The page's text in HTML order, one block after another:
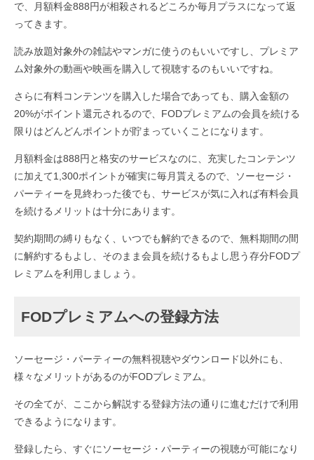
で、月額料金888円が相殺されるどころか毎月プラスになって返
ってきます。
読み放題対象外の雑誌やマンガに使うのもいいですし、プレミア
ム対象外の動画や映画を購入して視聴するのもいいですね。
さらに有料コンテンツを購入した場合であっても、購入金額の
20%がポイント還元されるので、FODプレミアムの会員を続ける
限りはどんどんポイントが貯まっていくことになります。
月額料金は888円と格安のサービスなのに、充実したコンテンツ
に加えて1,300ポイントが確実に毎月貰えるので、ソーセージ・
パーティーを見終わった後でも、サービスが気に入れば有料会員
を続けるメリットは十分にあります。
契約期間の縛りもなく、いつでも解約できるので、無料期間の間
に解約するもよし、そのまま会員を続けるもよし思う存分FODプ
レミアムを利用しましょう。
FODプレミアムへの登録方法
ソーセージ・パーティーの無料視聴やダウンロード以外にも、
様々なメリットがあるのがFODプレミアム。
その全てが、ここから解説する登録方法の通りに進むだけで利用
できるようになります。
登録したら、すぐにソーセージ・パーティーの視聴が可能になり